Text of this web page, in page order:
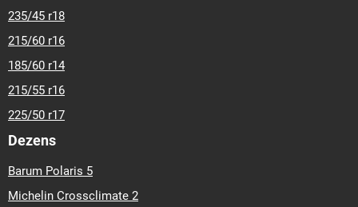
235/45 r18
215/60 r16
185/60 r14
215/55 r16
225/50 r17
Dezens
Barum Polaris 5
Michelin Crossclimate 2